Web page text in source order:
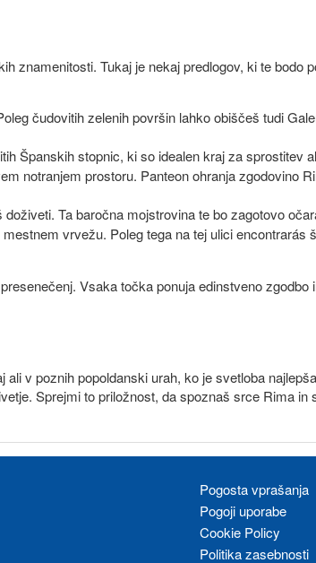
znamenitosti. Tukaj je nekaj predlogov, ki te bodo
čudovitih zelenih površin lahko obiščeš tudi
Španskih stopnic, ki so idealen kraj za sprostitev
notranjem prostoru. Panteon ohranja zgodovino
Ta baročna mojstrovina te bo zagotovo
vrvežu. Poleg tega na tej ulici encontrarás
Vsaka točka ponuja edinstveno zgodbo
v poznih popoldanski urah, ko je svetloba
Sprejmi to priložnost, da spoznaš srce Rima in
Pogosta vprašanja
Pogoji uporabe
Cookie Policy
Politika zasebnosti